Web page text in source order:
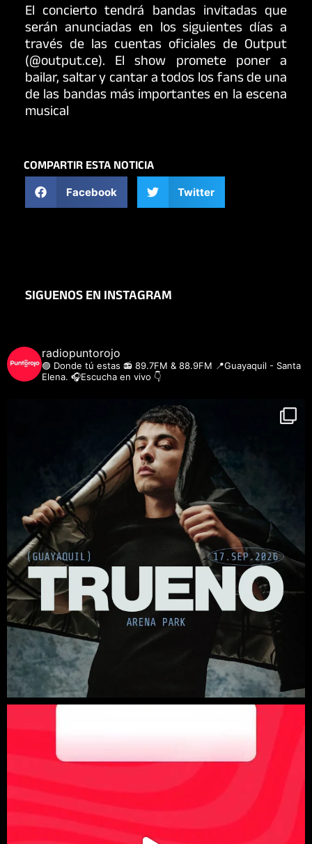
El concierto tendrá bandas invitadas que
serán anunciadas en los siguientes días a
través de las cuentas oficiales de Output
(@output.ce). El show promete poner a
bailar, saltar y cantar a todos los fans de una
de las bandas más importantes en la escena
musical
COMPARTIR ESTA NOTICIA
Facebook Twitter
SIGUENOS EN INSTAGRAM
radiopuntorojo
🟣 Donde tú estas 📻 89.7FM & 88.9FM 📍Guayaquil - Santa
Elena. 🎧Escucha en vivo 👇